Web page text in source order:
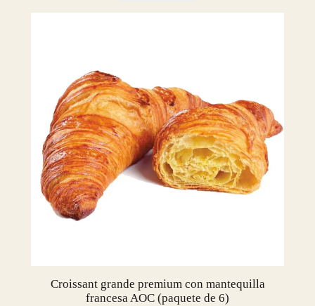
Croissant grande premium con mantequilla
francesa AOC (paquete de 6)